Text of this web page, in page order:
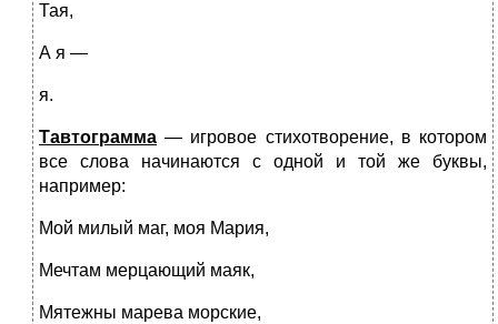
Тая,
А я —
я.
Тавтограмма — игровое стихотворение, в котором
все слова начинаются с одной и той же буквы,
например:
Мой милый маг, моя Мария,
Мечтам мерцающий маяк,
Мятежны марева морские,